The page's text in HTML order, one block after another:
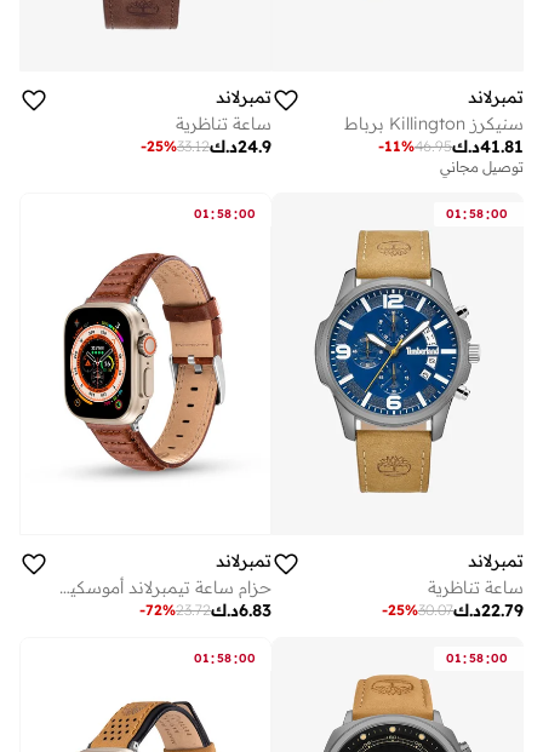
تمبرلاند
سنيكرز Killington برباط
د.ك41.81
46.95
-11%
توصيل مجاني
تمبرلاند
ساعة تناظرية
د.ك24.9
33.12
-25%
01:58:00
تمبرلاند
ساعة تناظرية
د.ك22.79
30.07
-25%
01:58:00
تمبرلاند
حزام ساعة تيمبرلاند أموسكيج جلد بني للجنسين 22 مم
د.ك6.83
23.72
-72%
01:58:00
01:58:00